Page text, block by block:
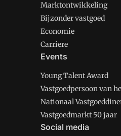
Marktontwikkeling
Bijzonder vastgoed
Economie
Carriere
Events
Young Talent Award
Vastgoedpersoon van
Nationaal
Vastgoedmarkt 50 jaar
Social media